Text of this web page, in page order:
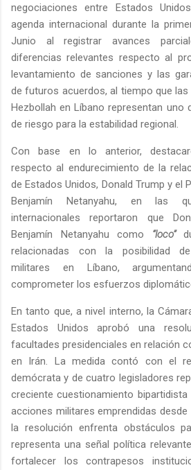
negociaciones entre Estados
agenda internacional durante la
Junio al registrar avances
diferencias relevantes respecto al
levantamiento de sanciones y las
de futuros acuerdos, al tiempo que
Hezbollah en Líbano representan uno
de riesgo para la estabilidad regional.
Con base en lo anterior,
respecto al endurecimiento de la
de Estados Unidos, Donald Trump y el
Benjamín Netanyahu, en las
internacionales reportaron que
Benjamín Netanyahu como “loco”
relacionadas con la posibilidad
militares en Líbano,
comprometer los esfuerzos
En tanto que, a nivel interno, la
Estados Unidos aprobó una
facultades presidenciales en relación
en Irán. La medida contó con el
demócrata y de cuatro legisladores
creciente cuestionamiento
acciones militares emprendidas desde
la resolución enfrenta obstáculos
representa una señal política
fortalecer los contrapesos